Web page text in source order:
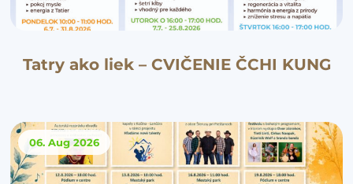
Tatry ako liek – CVIČENIE ČCHI KUNG
06. Aug 2026